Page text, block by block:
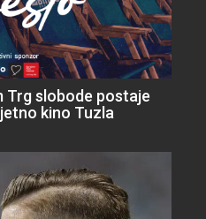
slobode postaje
kino Tuzla